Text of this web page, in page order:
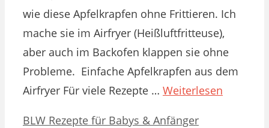
wie diese Apfelkrapfen ohne Frittieren. Ich
mache sie im Airfryer (Heißluftfritteuse),
aber auch im Backofen klappen sie ohne
Probleme. Einfache Apfelkrapfen aus dem
Airfryer Für viele Rezepte … Weiterlesen
Kategorien
BLW Rezepte für Babys & AnfängerSchlagwörter